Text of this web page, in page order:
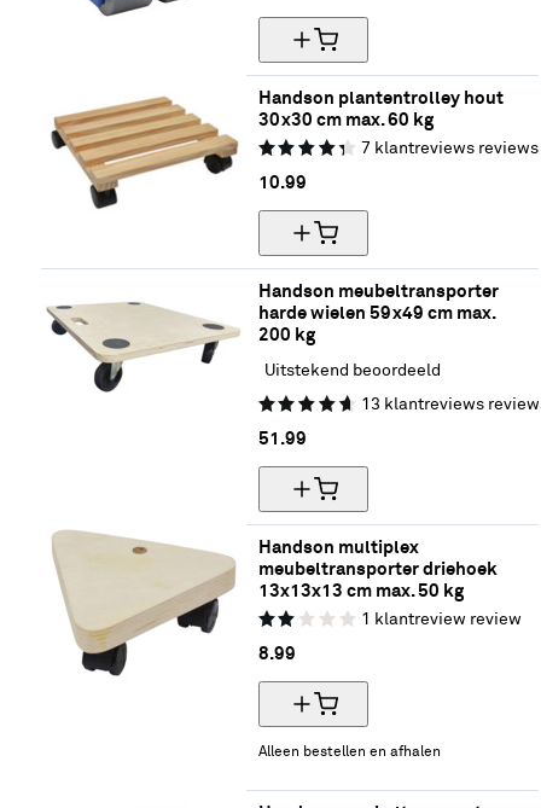
Handson plantentrolley hout
30x30 cm max. 60 kg
7 klantreviews reviews
10.99
Handson meubeltransporter
harde wielen 59x49 cm max.
200 kg
Uitstekend beoordeeld
13 klantreviews
51.99
Handson multiplex
meubeltransporter driehoek
13x13x13 cm max. 50 kg
1 klantreview review
8.99
Alleen bestellen en afhalen